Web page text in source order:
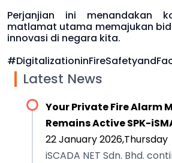
Perjanjian ini menandakan
matlamat utama memajukan
innovasi di negara kita.
Latest News
Your Private Fire Alarm
Remains Active SPK-
22 January 2026,Thursday
iSCADA NET Sdn. Bhd.